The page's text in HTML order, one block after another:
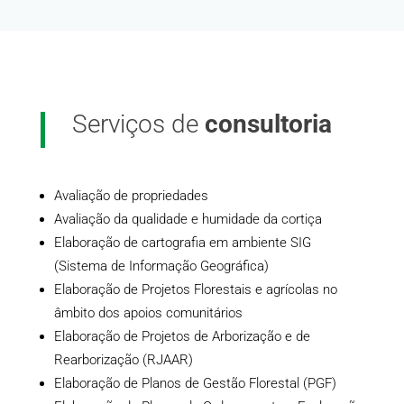
Serviços de consultoria
Avaliação de propriedades
Avaliação da qualidade e humidade da cortiça
Elaboração de cartografia em ambiente SIG
(Sistema de Informação Geográfica)
Elaboração de Projetos Florestais e agrícolas no
âmbito dos apoios comunitários
Elaboração de Projetos de Arborização e de
Rearborização (RJAAR)
Elaboração de Planos de Gestão Florestal (PGF)